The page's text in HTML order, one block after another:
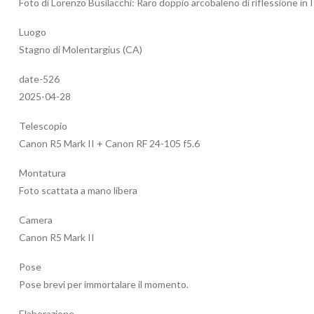
Foto di Lorenzo Busilacchi: Raro doppio arcobaleno di riflessione in
Luogo
Stagno di Molentargius (CA)
date-526
2025-04-28
Telescopio
Canon R5 Mark II + Canon RF 24-105 f5.6
Montatura
Foto scattata a mano libera
Camera
Canon R5 Mark II
Pose
Pose brevi per immortalare il momento.